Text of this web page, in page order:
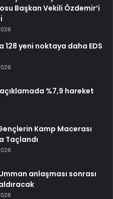
Başkan Vekili Özdemir’i
128 yeni noktaya daha EDS
%7,9 hareket
Kamp Macerası
Taçlandı
anlaşması sonrası